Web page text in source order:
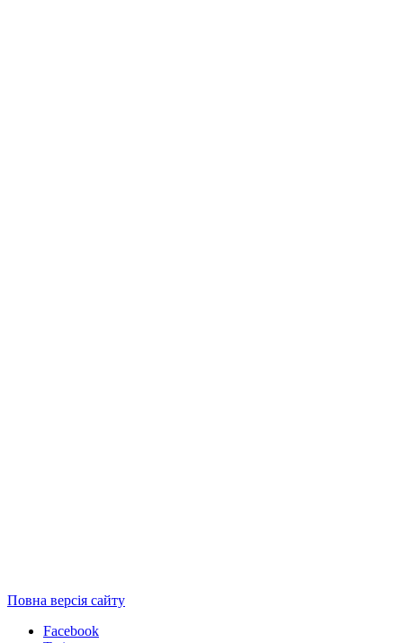
Повна версія сайту
Facebook